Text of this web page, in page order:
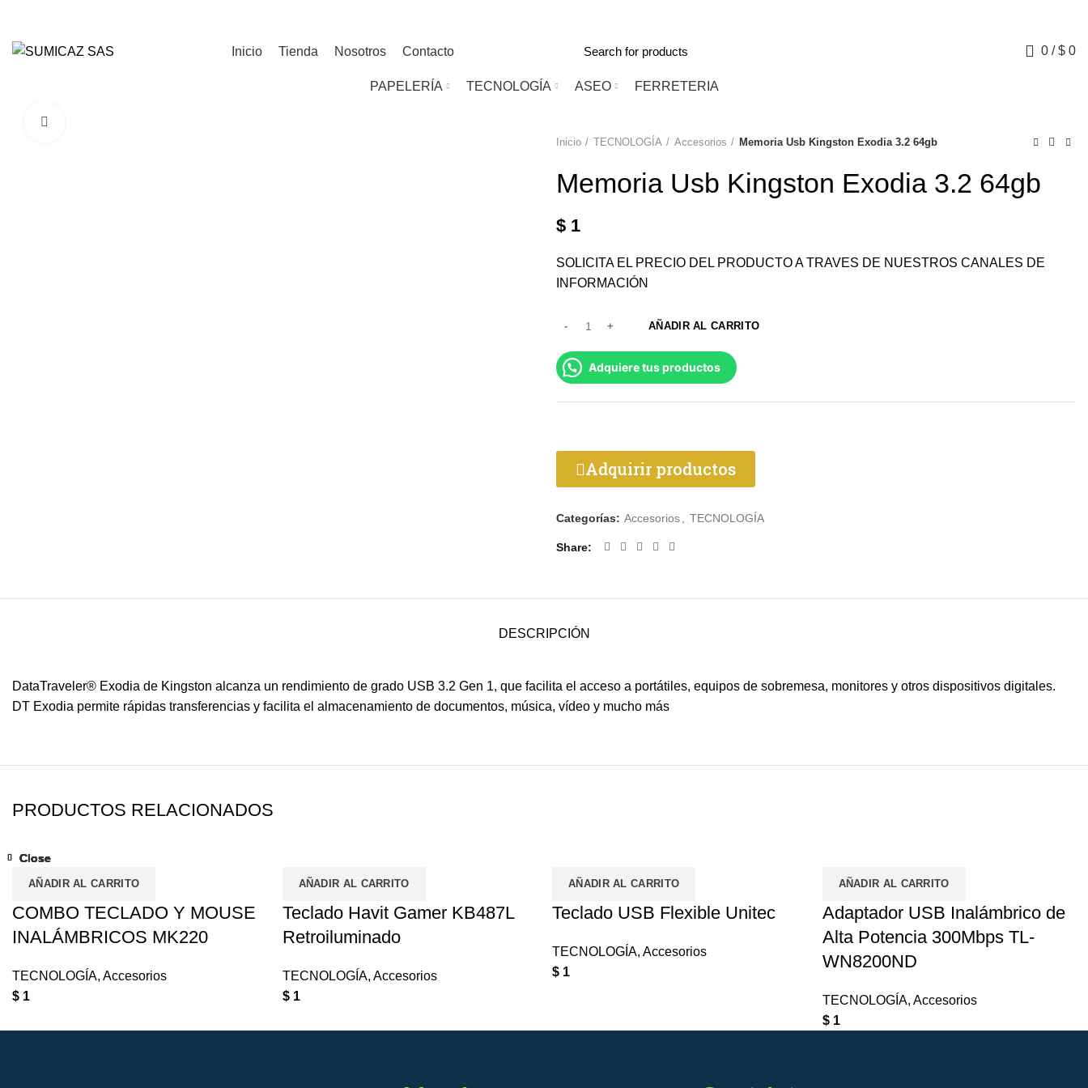
Inicio Tienda Nosotros Contacto 0 / $ 0
PAPELERÍA TECNOLOGÍA ASEO FERRETERIA
Inicio
TECNOLOGÍA Accesorios Memoria Usb Kingston Exodia 3.2 64gb
Memoria Usb Kingston Exodia 3.2 64gb
$ 1
SOLICITA EL PRECIO DEL PRODUCTO A TRAVES DE NUESTROS CANALES DE
INFORMACIÓN
AÑADIR AL CARRITO
Adquiere tus productos
Adquirir productos
Categorías: Accesorios TECNOLOGÍA
Share
DESCRIPCIÓN
DataTraveler® Exodia de Kingston alcanza un rendimiento de grado USB 3.2 Gen 1, que facilita el acceso a portátiles, equipos de sobremesa, monitores y otros dispositivos digitales.
DT Exodia permite rápidas transferencias y facilita el almacenamiento de documentos, música, vídeo y mucho más
PRODUCTOS RELACIONADOS
AÑADIR AL CARRITO
Close
COMBO TECLADO Y MOUSE
INALÁMBRICOS MK220
TECNOLOGÍA, Accesorios
$ 1
AÑADIR AL CARRITO
Close
Teclado Havit Gamer KB487L
Retroiluminado
TECNOLOGÍA, Accesorios
$1
AÑADIR AL CARRITO
Close
Teclado USB Flexible Unitec
TECNOLOGÍA, Accesorios
$ 1
AÑADIR AL CARRITO
Close
Adaptador USB Inalámbrico de
Alta Potencia 300Mbps TL-
WN8200ND
TECNOLOGÍA, Accesorios
$1
Close
Close
Close
Close